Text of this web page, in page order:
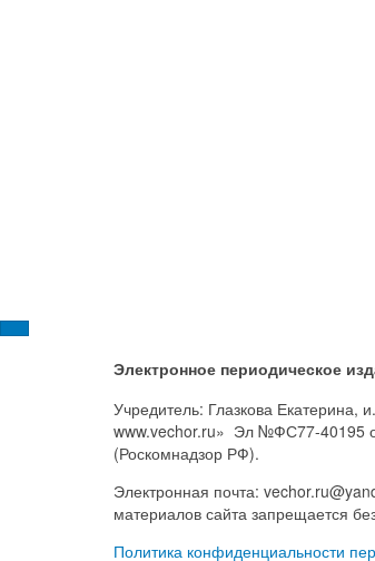
Электронное периодическое
Учредитель: Глазкова Екатерина,
www.vechor.ru» Эл №ФС77-40195
(Роскомнадзор РФ).
Электронная почта:
материалов сайта запрещается
Политика конфиденциальности